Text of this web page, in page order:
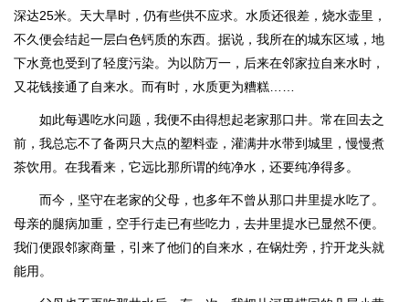
深达25米。天大旱时，仍有些供不应求。水质还很差，烧水壶里，
不久便会结起一层白色钙质的东西。据说，我所在的城东区域，地
下水竟也受到了轻度污染。为以防万一，后来在邻家拉自来水时，
又花钱接通了自来水。而有时，水质更为糟糕……
如此每遇吃水问题，我便不由得想起老家那口井。常在回去之
前，我总忘不了备两只大点的塑料壶，灌满井水带到城里，慢慢煮
茶饮用。在我看来，它远比那所谓的纯净水，还要纯净得多。
而今，坚守在老家的父母，也多年不曾从那口井里提水吃了。
母亲的腿病加重，空手行走已有些吃力，去井里提水已显然不便。
我们便跟邻家商量，引来了他们的自来水，在锅灶旁，拧开龙头就
能用。